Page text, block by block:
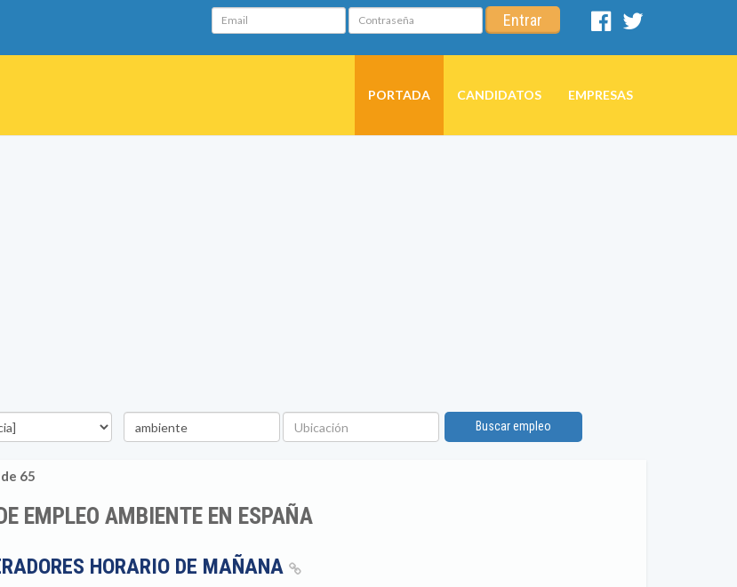
Email Contraseña Entrar
Facebook
PORTADA CANDIDATOS EMPRESAS
Palabra
clave
Ubicación
Buscar empleo
65
EMPLEO AMBIENTE EN ESPAÑA
HORARIO DE MAÑANA